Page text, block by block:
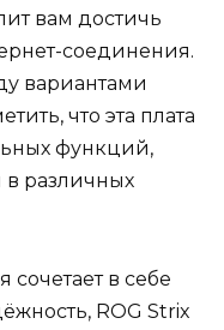
вам достичь
соединения.
вариантами
что эта плата
функций,
в различных
сочетает в себе
ROG Strix